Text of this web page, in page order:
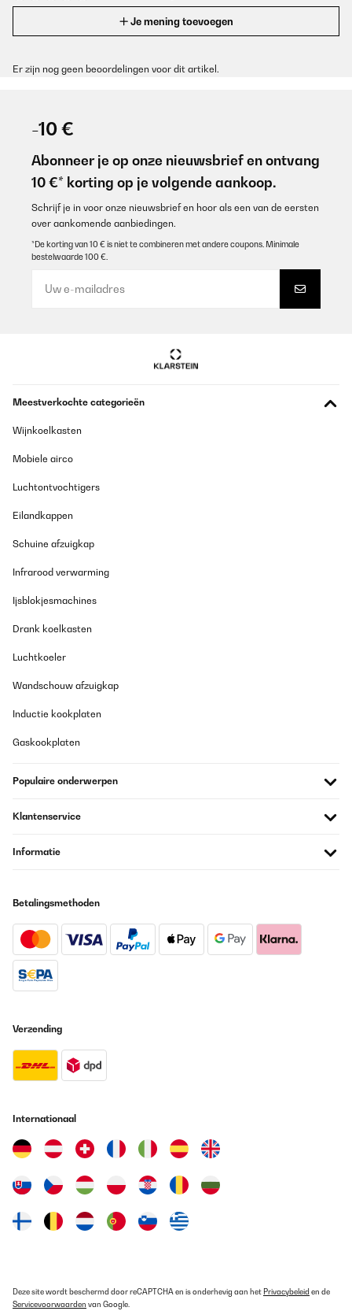
Je mening toevoegen
Er zijn nog geen beoordelingen voor dit artikel.
-10 €
Abonneer je op onze nieuwsbrief en ontvang
10 €* korting op je volgende aankoop.
Schrijf je in voor onze nieuwsbrief en hoor als een van de eersten
over aankomende aanbiedingen.
*De korting van 10 € is niet te combineren met andere coupons. Minimale
bestelwaarde 100 €.
Meestverkochte categorieën
Wijnkoelkasten
Mobiele airco
Luchtontvochtigers
Eilandkappen
Schuine afzuigkap
Infrarood verwarming
Ijsblokjesmachines
Drank koelkasten
Luchtkoeler
Wandschouw afzuigkap
Inductie kookplaten
Gaskookplaten
Populaire onderwerpen
Klantenservice
Informatie
Betalingsmethoden
Verzending
Internationaal
Deze site wordt beschermd door reCAPTCHA en is onderhevig aan het Privacybeleid en de
Servicevoorwaarden van Google.